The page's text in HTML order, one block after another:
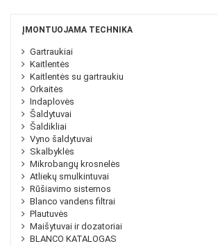
ĮMONTUOJAMA TECHNIKA
Gartraukiai
Kaitlentės
Kaitlentės su gartraukiu
Orkaitės
Indaplovės
Šaldytuvai
Šaldikliai
Vyno šaldytuvai
Skalbyklės
Mikrobangų krosnelės
Atliekų smulkintuvai
Rūšiavimo sistemos
Blanco vandens filtrai
Plautuvės
Maišytuvai ir dozatoriai
BLANCO KATALOGAS